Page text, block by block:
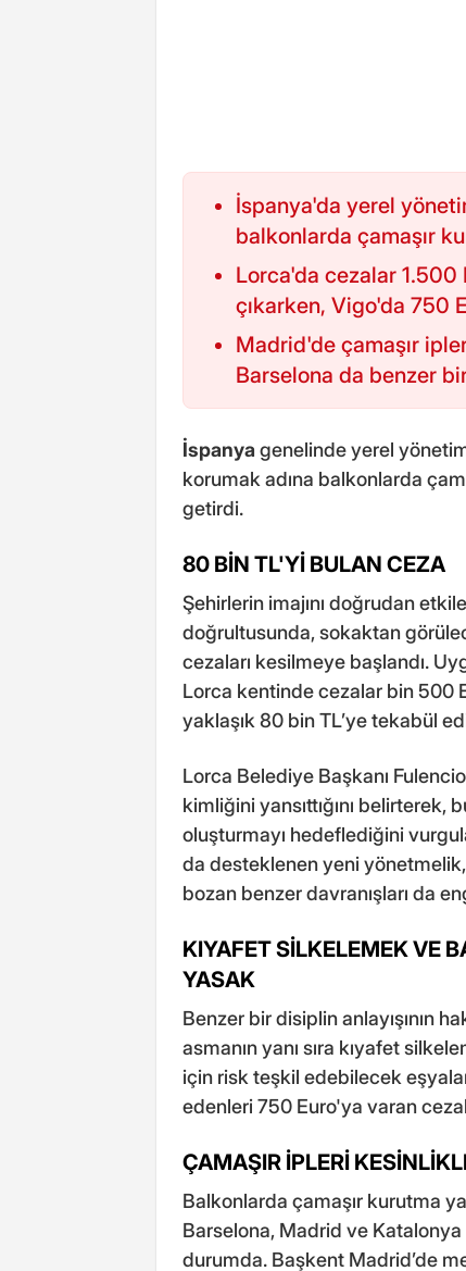
İspanya'da yerel
balkonlarda çamaşır
Lorca'da cezalar 1.500
çıkarken, Vigo'da 750
Madrid'de çamaşır
Barselona da benzer
İspanya genelinde yerel
korumak adına balkonlarda
getirdi.
80 BİN TL'Yİ BULAN CEZA
Şehirlerin imajını doğrudan
doğrultusunda, sokaktan
cezaları kesilmeye başlandı.
Lorca kentinde cezalar bin 500
yaklaşık 80 bin TL’ye tekabül
Lorca Belediye Başkanı
kimliğini yansıttığını
oluşturmayı hedeflediğini
da desteklenen yeni
bozan benzer davranışları da
KIYAFET SİLKELEMEK VE
YASAK
Benzer bir disiplin anlayışının
asmanın yanı sıra kıyafet
için risk teşkil edebilecek
edenleri 750 Euro'ya varan
ÇAMAŞIR İPLERİ
Balkonlarda çamaşır kurutma
Barselona, Madrid ve
durumda. Başkent Madrid’de